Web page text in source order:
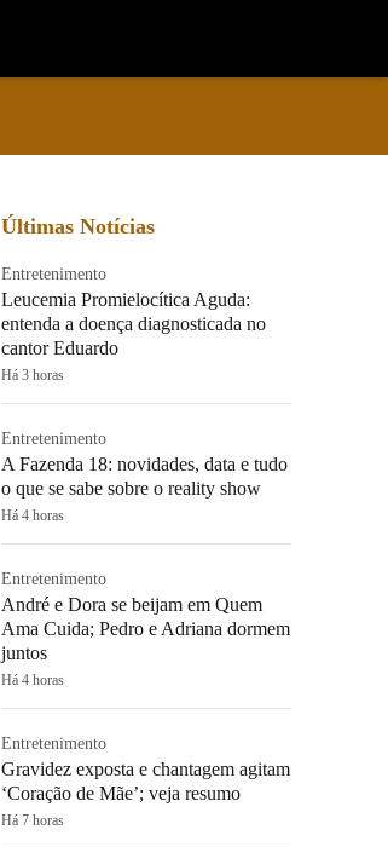
Últimas Notícias
Entretenimento
Leucemia Promielocítica Aguda:
entenda a doença diagnosticada no
cantor Eduardo
Há 3 horas
Entretenimento
A Fazenda 18: novidades, data e tudo
o que se sabe sobre o reality show
Há 4 horas
Entretenimento
André e Dora se beijam em Quem
Ama Cuida; Pedro e Adriana dormem
juntos
Há 4 horas
Entretenimento
Gravidez exposta e chantagem agitam
‘Coração de Mãe’; veja resumo
Há 7 horas